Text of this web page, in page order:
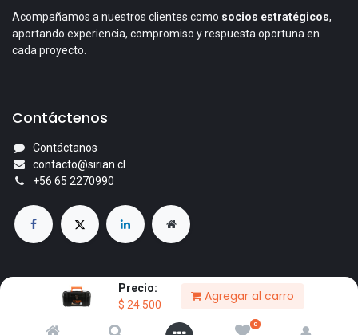
Precio:
$ 24.500
Agregar al carro
0
Acompañamos a nuestros clientes como socios estratégicos,
aportando experiencia, compromiso y respuesta oportuna en
cada proyecto.
Contáctenos
Contáctanos
contacto@sirian.cl
+56 65 2270990
© 2026 Comercial Sirian Ltda. Todos los derechos reservados.
Comercio electrónico de